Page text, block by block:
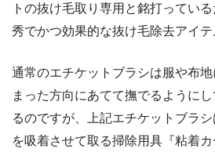
トの抜け毛取り専用と銘打ってい
秀でかつ効果的な抜け毛除去アイテ
通常のエチケットブラシは服や布
まった方向にあてて撫でるように
るのですが、上記エチケットブラ
を吸着させて取る掃除用具『粘着